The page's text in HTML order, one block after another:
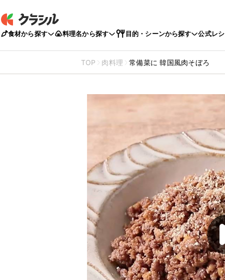
食材から探す 料理名から探す 目的・シーンから探す 公式レ
TOP 肉料理 常備菜に 韓国風肉そぼろ